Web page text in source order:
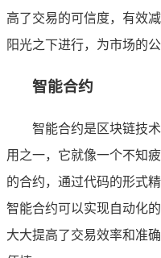
高了交易的可信度，有效
阳光之下进行，为市场的
智能合约
智能合约是区块链技
用之一，它就像一个不知
的合约，通过代码的形式
智能合约可以实现自动化
大大提高了交易效率和准